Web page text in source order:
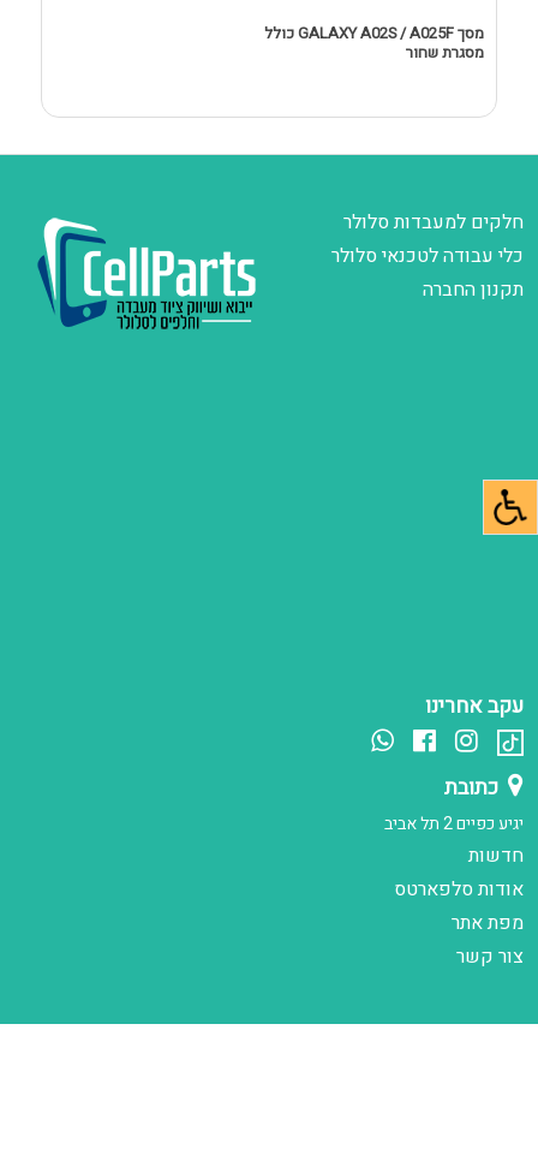
מסך GALAXY A02S / A025F כולל
מסגרת שחור
עקב אחרינו
כתובת
יגיע כפיים 2 תל אביב
חדשות
אודות סלפארטס
מפת אתר
צור קשר
חלקים למעבדות סלולר
כלי עבודה לטכנאי סלולר
תקנון החברה